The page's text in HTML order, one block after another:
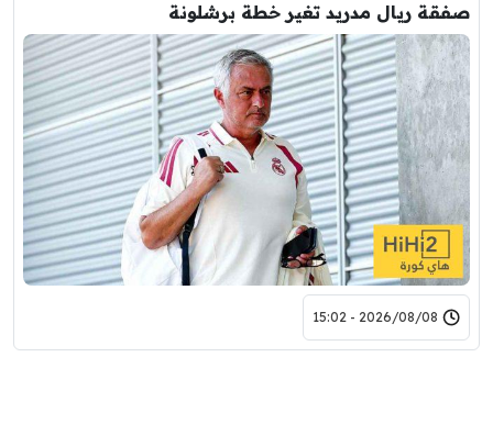
صفقة ريال مدريد تغير خطة برشلونة
2026/08/08 - 15:02